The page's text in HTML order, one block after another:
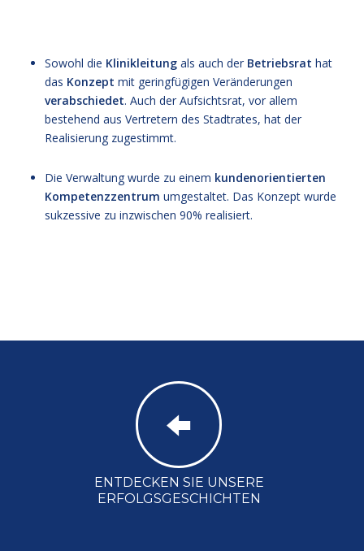
Sowohl die Klinikleitungals auch der Betriebsrat hat
das Konzept mit geringfügigen Veränderungen
verabschiedet. Auch der Aufsichtsrat, vor allem
bestehend aus Vertretern des Stadtrates, hat der
Realisierung zugestimmt.
Die Verwaltung wurde zu einem kundenorientierten
Kompetenzzentrum umgestaltet. Das Konzept wurde
sukzessive zu inzwischen 90% realisiert.
ENTDECKEN SIE UNSERE
ERFOLGSGESCHICHTEN